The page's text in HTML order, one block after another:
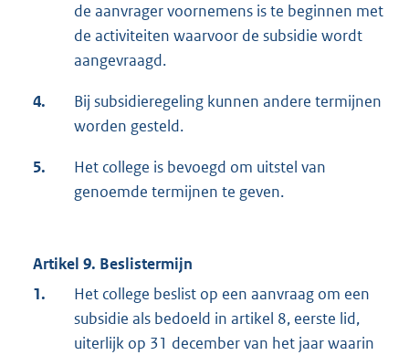
de aanvrager voornemens is te beginnen met
de activiteiten waarvoor de subsidie wordt
aangevraagd.
4.
Bij subsidieregeling kunnen andere termijnen
worden gesteld.
5.
Het college is bevoegd om uitstel van
genoemde termijnen te geven.
Artikel 9. Beslistermijn
1.
Het college beslist op een aanvraag om een
subsidie als bedoeld in artikel 8, eerste lid,
uiterlijk op 31 december van het jaar waarin